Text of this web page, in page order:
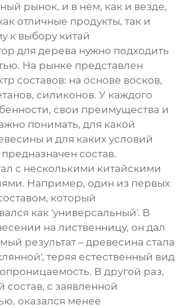
рынок, и в нём, как и везде,
отличные продукты, так и
к выбору китай
для дерева нужно подходить
На рынке представлен
составов: на основе восков,
силиконов. У каждого
свои преимущества и
понимать, для какой
и для каких условий
состав.
с несколькими китайскими
Например, один из первых
который
как 'универсальный'. В
на лиственницу, он дал
результат – древесина стала
теряя естественный вид
В другой раз,
состав, с заявленной
оказался менее